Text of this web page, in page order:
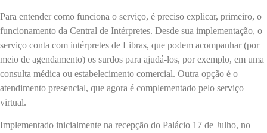
Para entender como funciona o serviço, é preciso explicar, primeiro, o
funcionamento da Central de Intérpretes. Desde sua implementação, o
serviço conta com intérpretes de Libras, que podem acompanhar (por
meio de agendamento) os surdos para ajudá-los, por exemplo, em uma
consulta médica ou estabelecimento comercial. Outra opção é o
atendimento presencial, que agora é complementado pelo serviço
virtual.
Implementado inicialmente na recepção do Palácio 17 de Julho, no